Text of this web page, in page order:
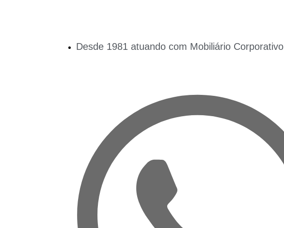
Desde 1981 atuando com Mobiliário Corporativo